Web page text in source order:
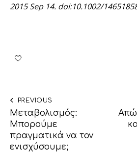
2015 Sep 14. doi:10.1002/
PREVIOUS
Μεταβολισμός:
Μπορούμε
πραγματικά να τον
ενισχύσουμε;